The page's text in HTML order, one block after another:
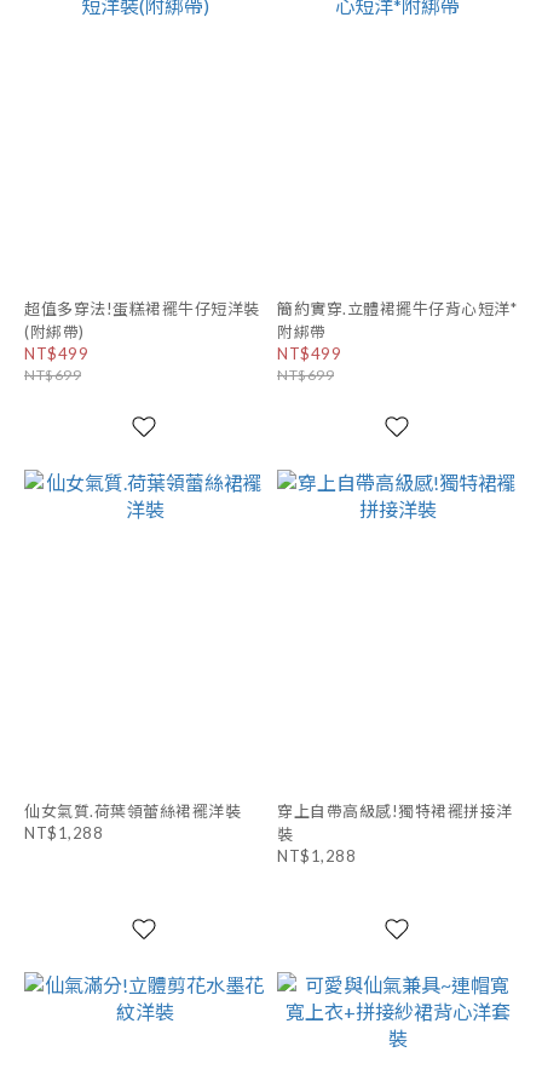
超值多穿法!蛋糕裙襬牛仔短洋裝
(附綁帶)
NT$499
NT$699
簡約實穿.立體裙擺牛仔背心短洋*
附綁帶
NT$499
NT$699
仙女氣質.荷葉領蕾絲裙襬洋裝
NT$1,288
穿上自帶高級感!獨特裙襬拼接洋
裝
NT$1,288